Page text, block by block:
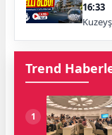
16:33
Trend
1